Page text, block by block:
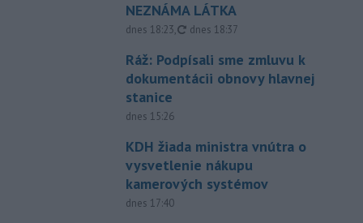
NEZNÁMA LÁTKA
dnes 18:23, aktualizované
dnes 18:37
Ráž: Podpísali sme zmluvu k
dokumentácii obnovy hlavnej
stanice
dnes 15:26
KDH žiada ministra vnútra o
vysvetlenie nákupu
kamerových systémov
dnes 17:40